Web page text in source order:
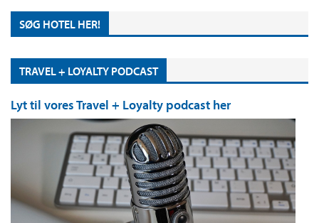
SØG HOTEL HER!
TRAVEL + LOYALTY PODCAST
Lyt til vores Travel + Loyalty podcast her